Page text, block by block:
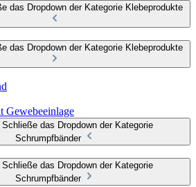
das Dropdown der Kategorie Klebeprodukte
das Dropdown der Kategorie Klebeprodukte
Gewebeeinlage
das Dropdown der Kategorie
Schrumpfbänder
das Dropdown der Kategorie
Schrumpfbänder